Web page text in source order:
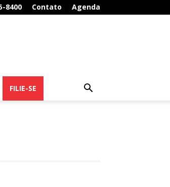
8400 Contato Agenda
FILIE-SE